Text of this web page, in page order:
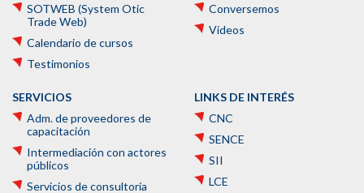
SOTWEB (System Otic
Trade Web)
Calendario de cursos
Testimonios
Conversemos
Videos
SERVICIOS
Adm. de proveedores de
capacitación
Intermediación con actores
públicos
Servicios de consultoría
LINKS DE INTERÉS
CNC
SENCE
SII
LCE